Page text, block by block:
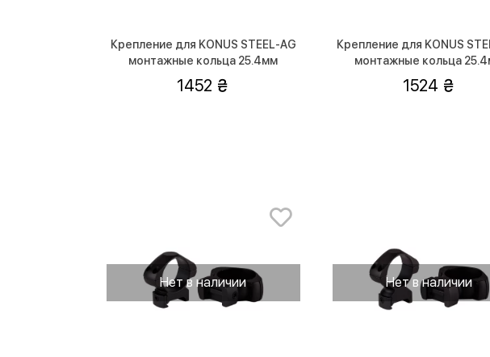
Крепление для KONUS STEEL-AG
монтажные кольца 25.4мм
(низкие)
1452
Крепление для KONUS
монтажные кольца
(высокие)
1524
Нет в наличии Нет в наличии